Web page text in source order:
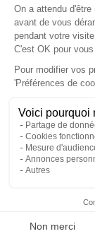
Charge